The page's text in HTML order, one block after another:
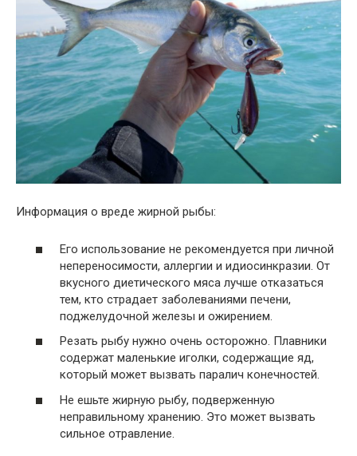
Информация о вреде жирной рыбы:
Его использование не рекомендуется при личной
непереносимости, аллергии и идиосинкразии. От
вкусного диетического мяса лучше отказаться
тем, кто страдает заболеваниями печени,
поджелудочной железы и ожирением.
Резать рыбу нужно очень осторожно. Плавники
содержат маленькие иголки, содержащие яд,
который может вызвать паралич конечностей.
Не ешьте жирную рыбу, подверженную
неправильному хранению. Это может вызвать
сильное отравление.